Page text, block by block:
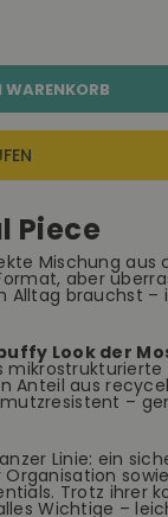
WARENKORB
Piece
Mischung aus
aber
Alltag brauchst –
Look der
Anteil aus
–
Linie: ein
Trotz ihrer
Wichtige –